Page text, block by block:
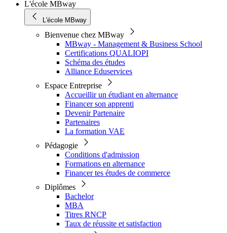
L'école MBway
L'école MBway
Bienvenue chez MBway
MBway - Management & Business School
Certifications QUALIOPI
Schéma des études
Alliance Eduservices
Espace Entreprise
Accueillir un étudiant en alternance
Financer son apprenti
Devenir Partenaire
Partenaires
La formation VAE
Pédagogie
Conditions d'admission
Formations en alternance
Financer tes études de commerce
Diplômes
Bachelor
MBA
Titres RNCP
Taux de réussite et satisfaction